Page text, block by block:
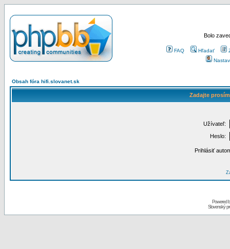
Bolo
FAQ Hľadať
Obsah fóra hifi.slovanet.sk
Zadajte
Užívateľ:
Heslo:
Prihlásiť
Powered
Slovenský